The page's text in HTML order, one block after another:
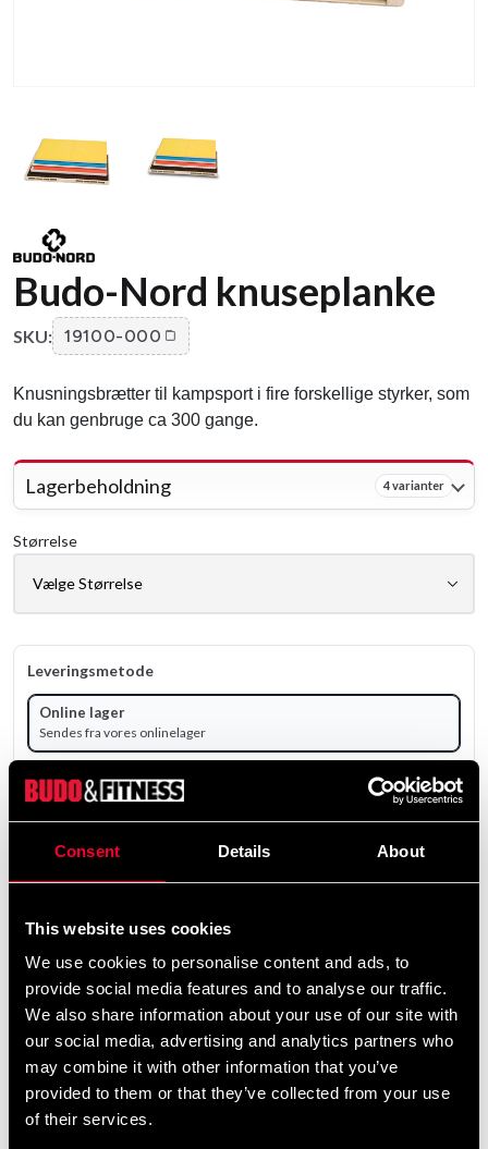
Consent Details About
This website uses cookies
We use cookies to personalise content and ads, to
provide social media features and to analyse our traffic.
We also share information about your use of our site with
our social media, advertising and analytics partners who
may combine it with other information that you’ve
provided to them or that they’ve collected from your use
of their services.
Budo-Nord knuseplanke
SKU: 19100-000
Knusningsbrætter til kampsport i fire forskellige styrker, som
du kan genbruge ca 300 gange.
Lagerbeholdning 4 varianter
Størrelse
Leveringsmetode
Online lager
Sendes fra vores onlinelager
remove add
Produktinformation
Knuste brædder, som du kan genbruge. Du kan bruge